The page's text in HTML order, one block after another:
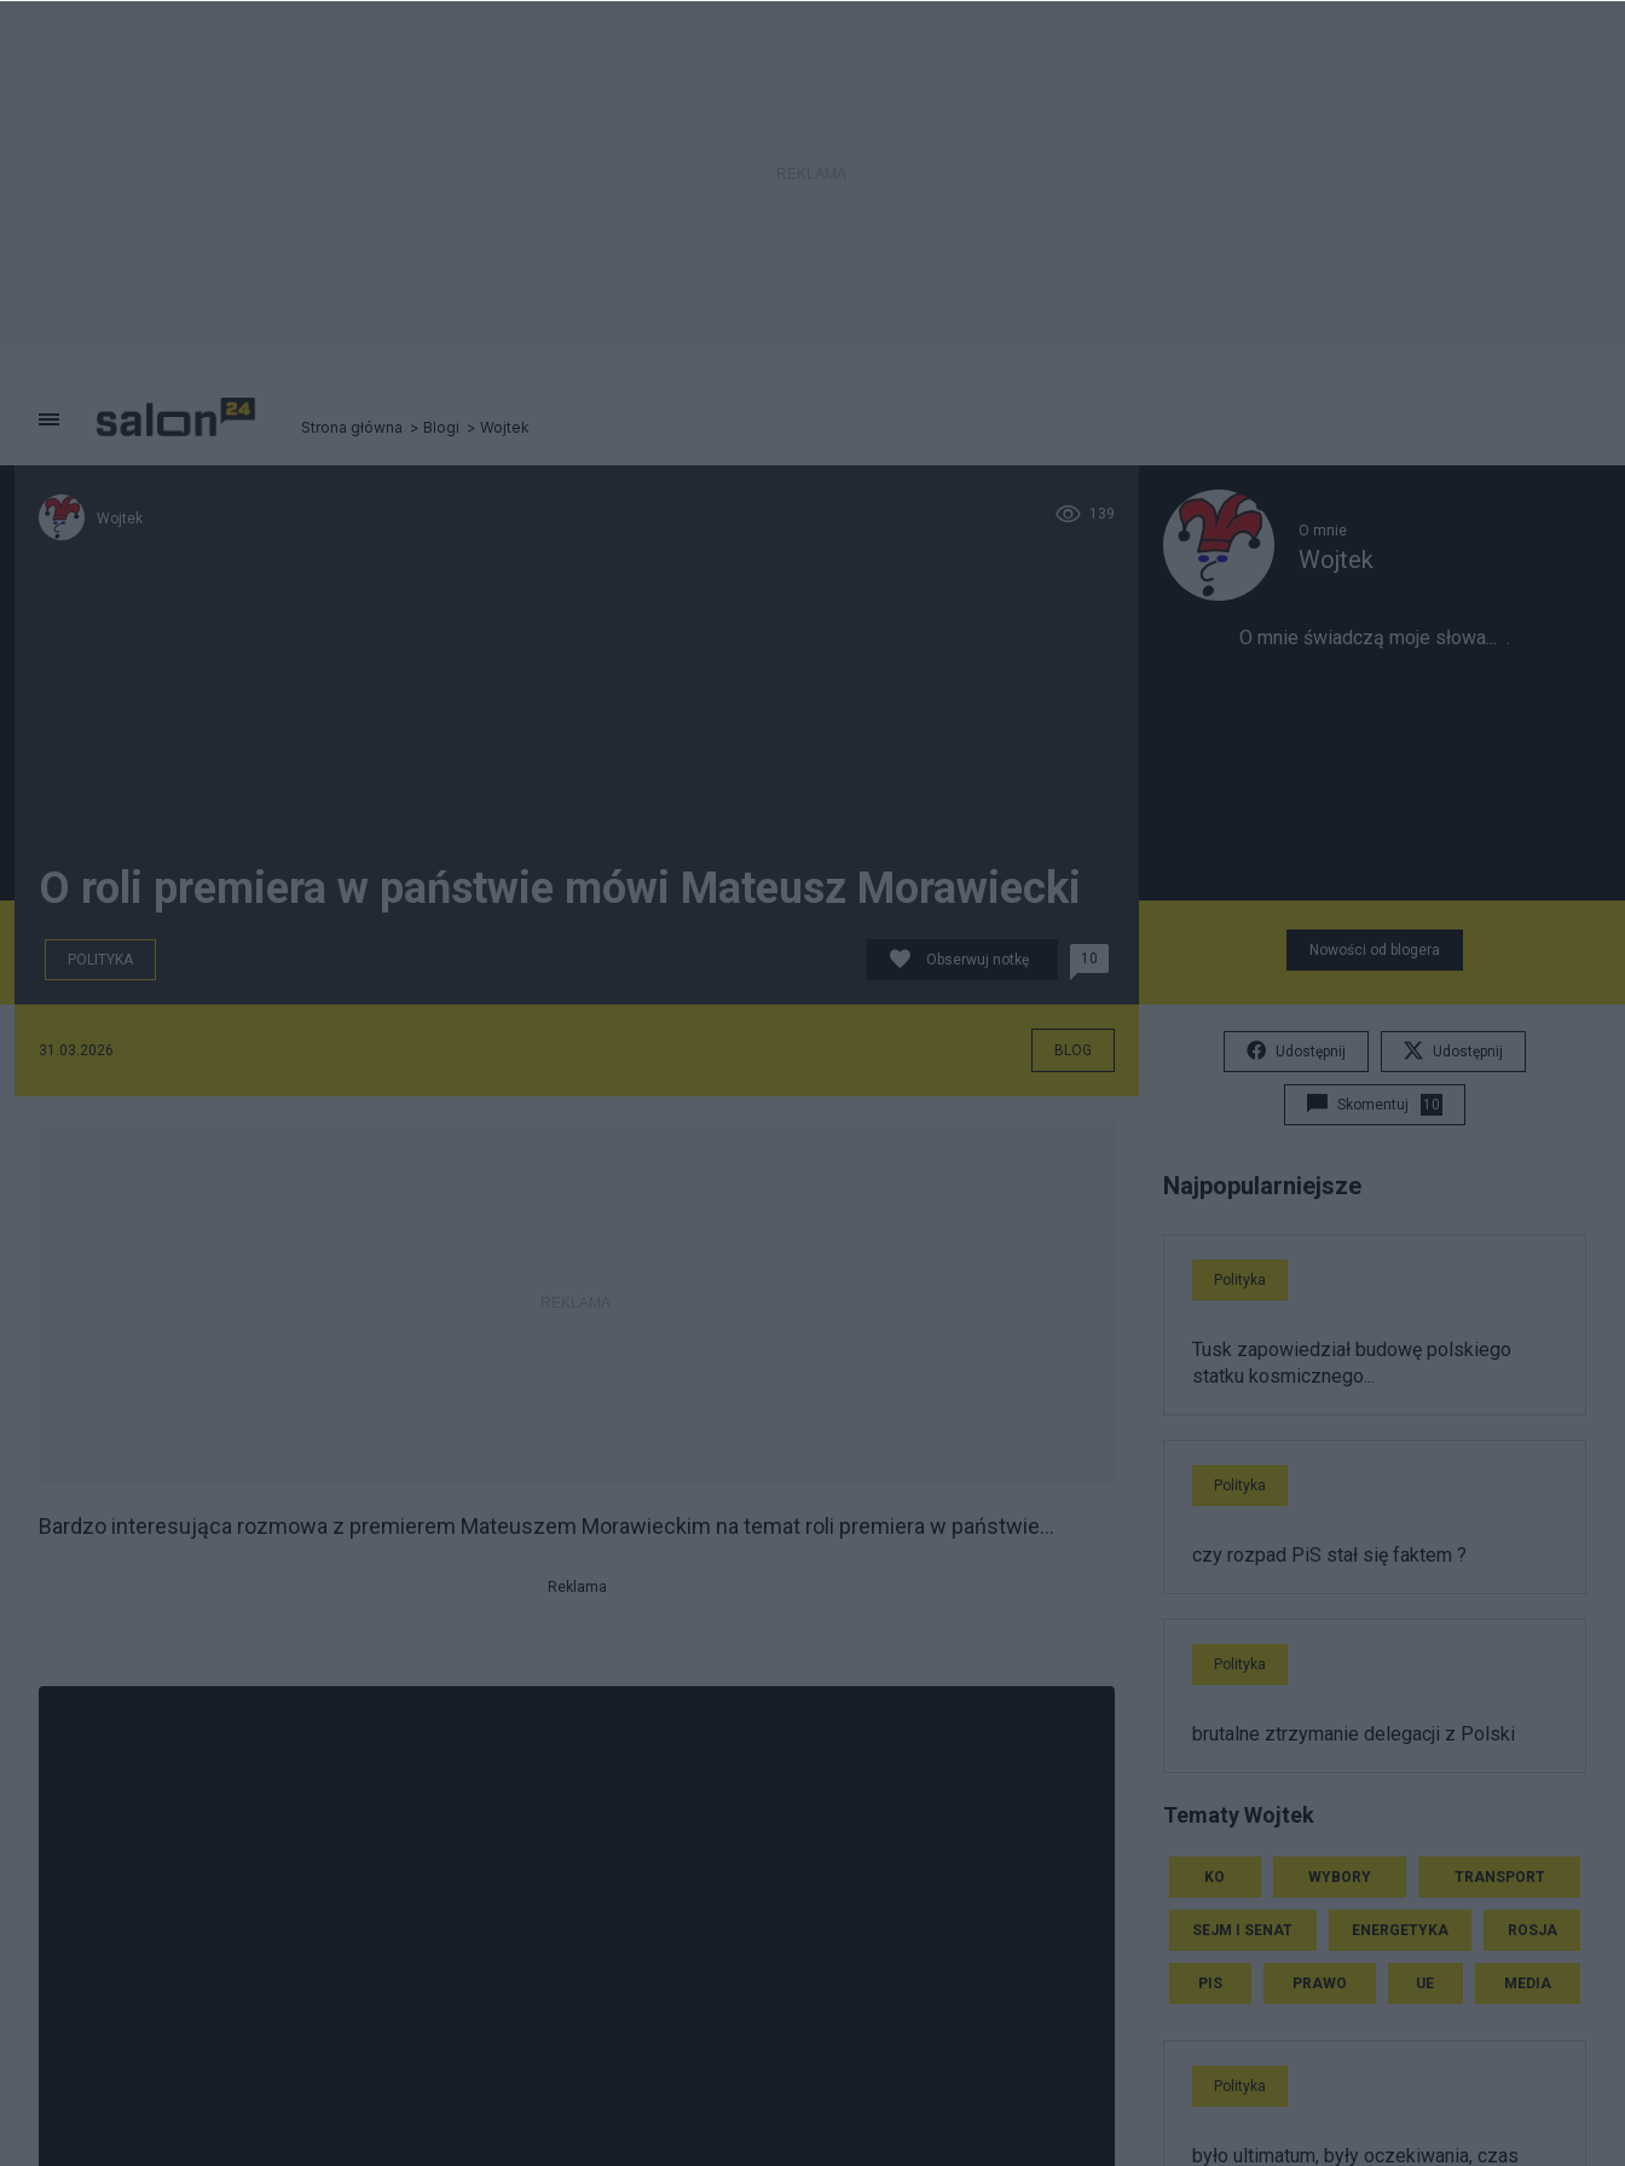
Strona główna Blogi Wojtek
Wojtek 139
O roli premiera w państwie mówi Mateusz Morawiecki
POLITYKA Obserwuj notkę 10
31.03.2026 BLOG
Bardzo interesująca rozmowa z premierem Mateuszem Morawieckim na temat roli premiera w państwie...
Reklama
O mnie
Wojtek
O mnie świadczą moje słowa... .
Nowości od blogera
Udostępnij Udostępnij
Skomentuj 10
Najpopularniejsze
Polityka
Tusk zapowiedział budowę polskiego
statku kosmicznego...
Polityka
czy rozpad PiS stał się faktem ?
Polityka
brutalne ztrzymanie delegacji z Polski
Tematy Wojtek
KO WYBORY TRANSPORT
SEJM I SENAT ENERGETYKA ROSJA
PIS PRAWO UE MEDIA
Polityka
było ultimatum, były oczekiwania, czas